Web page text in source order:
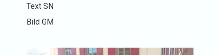
Text SN
Bild GM